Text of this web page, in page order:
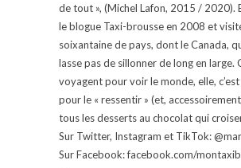
de tout », (Michel Lafon, 2015 / 2020).
le blogue Taxi-brousse en 2008 et
soixantaine de pays, dont le Canada,
lasse pas de sillonner de long en large.
voyagent pour voir le monde, elle,
pour le « ressentir » (et,
tous les desserts au chocolat qui
Sur Twitter, Instagram et TikTok:
Sur Facebook: facebook.com/